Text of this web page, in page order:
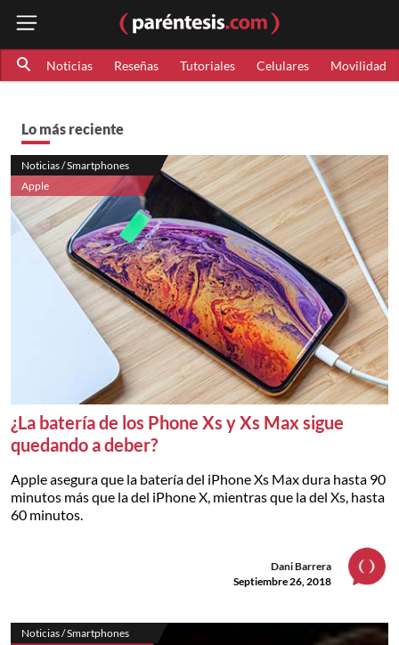
Noticias Reseñas Tutoriales Celulares Movilidad
Lo más reciente
Noticias / Smartphones
Apple
¿La batería de los Phone Xs y Xs Max sigue
quedando a deber?
Apple asegura que la batería del iPhone Xs Max dura hasta 90
minutos más que la del iPhone X, mientras que la del Xs, hasta
60 minutos.
Dani Barrera
Septiembre 26, 2018
Noticias / Smartphones